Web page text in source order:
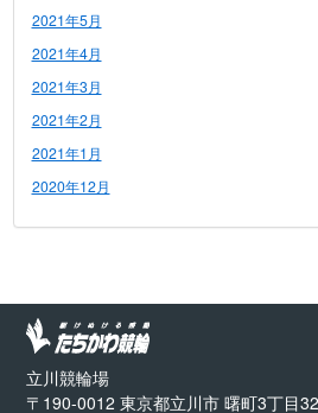
2021年5月
2021年4月
2021年3月
2021年2月
2021年1月
2020年12月
立川競輪場
〒190-0012 東京都立川市 曙町3丁目